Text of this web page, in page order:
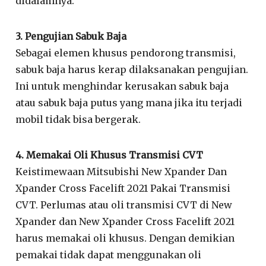
3. Pengujian Sabuk Baja
Sebagai elemen khusus pendorong transmisi,
sabuk baja harus kerap dilaksanakan pengujian.
Ini untuk menghindar kerusakan sabuk baja
atau sabuk baja putus yang mana jika itu terjadi
mobil tidak bisa bergerak.
4. Memakai Oli Khusus Transmisi CVT
Keistimewaan Mitsubishi New Xpander Dan
Xpander Cross Facelift 2021 Pakai Transmisi
CVT. Perlumas atau oli transmisi CVT di New
Xpander dan New Xpander Cross Facelift 2021
harus memakai oli khusus. Dengan demikian
pemakai tidak dapat menggunakan oli